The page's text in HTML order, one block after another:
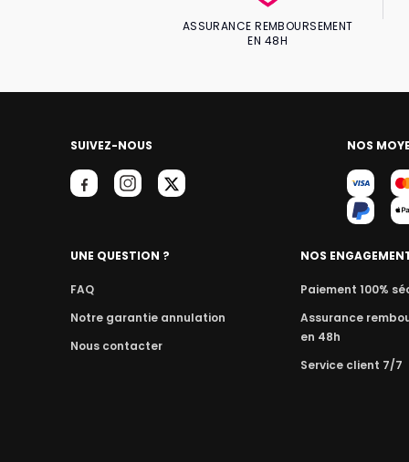
ASSURANCE REMBOURSEMENT
EN 48H
SUIVEZ-NOUS NOS
UNE QUESTION ?
FAQ
Notre garantie annulation
Nous contacter
NOS
Paiement 100%
Assurance
en 48h
Service client 7/7